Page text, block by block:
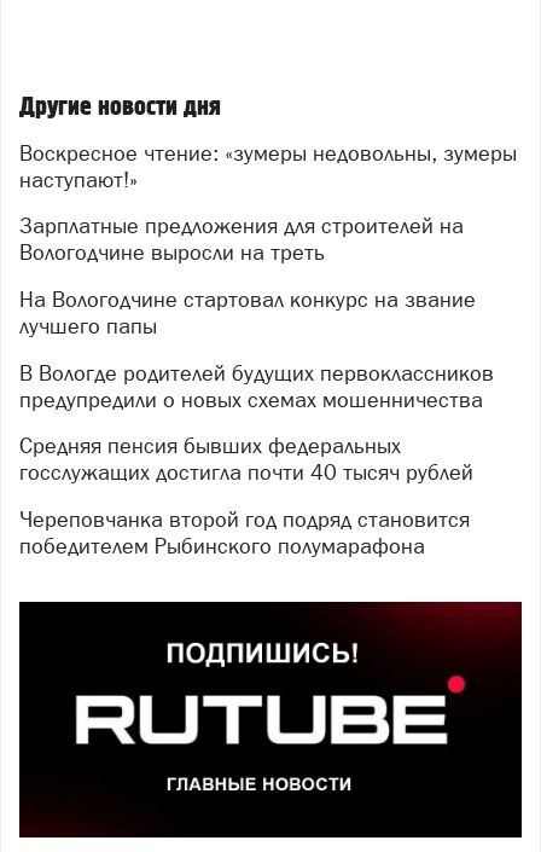
Другие новости дня
Воскресное чтение: «зумеры недовольны, зумеры
наступают!»
Зарплатные предложения для строителей на
Вологодчине выросли на треть
На Вологодчине стартовал конкурс на звание
лучшего папы
В Вологде родителей будущих первоклассников
предупредили о новых схемах мошенничества
Средняя пенсия бывших федеральных
госслужащих достигла почти 40 тысяч рублей
Череповчанка второй год подряд становится
победителем Рыбинского полумарафона